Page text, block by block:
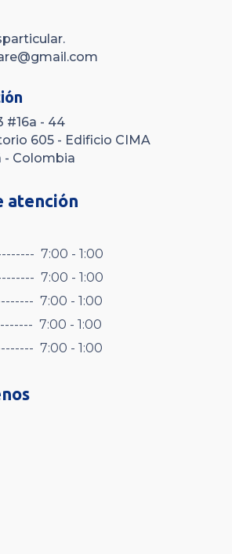
#16a - 44
605 - Edificio CIMA
- Colombia
atención
7:00 - 1:00
7:00 - 1:00
7:00 - 1:00
7:00 - 1:00
7:00 - 1:00